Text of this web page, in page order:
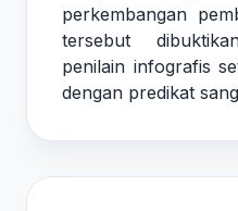
perkembangan
tersebut
penilain infografis
dengan predikat